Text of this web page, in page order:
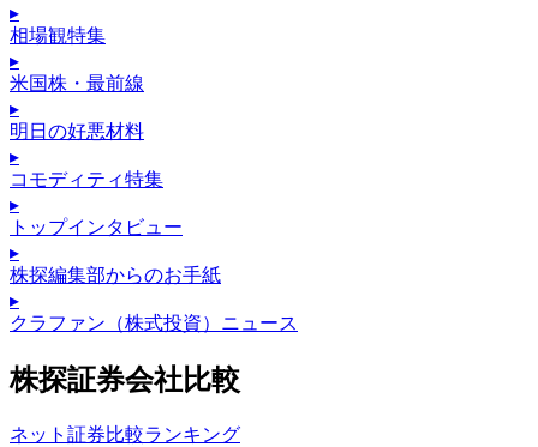
▸
相場観特集
▸
米国株・最前線
▸
明日の好悪材料
▸
コモディティ特集
▸
トップインタビュー
▸
株探編集部からのお手紙
▸
クラファン（株式投資）ニュース
株探証券会社比較
ネット証券比較ランキング